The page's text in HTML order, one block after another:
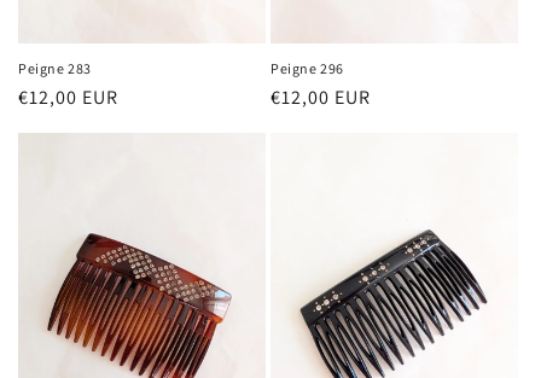
Peigne 283
Prix
habituel
€12,00 EUR
Peigne 296
Prix
€12,00 EUR